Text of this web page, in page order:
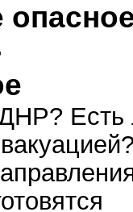
Есть